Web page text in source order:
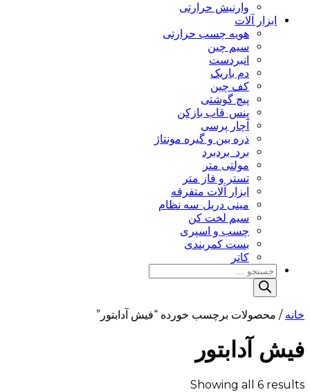
وارنیش حرارتی
ابزار آلات
هویه چسب حرارتی
سیم چین
انبردست
دم باریک
کف چین
پیچ گوشتی
پنس-قاب بازکن
آچار پرسی
ذره بین و گیره مونتاژ
برد_بردبرد
مولتی متر
تستر و فاز متر
ابزار آلات متفرقه
مینی دریل-سه نظام
سیم لخت کن
چسب و اسپری
بست کمربندی
کاتر
Products
search
خانه / محصولات برچسب خورده “فیش آدابتور”
فیش آدابتور
Showing all 6 results
Sorted